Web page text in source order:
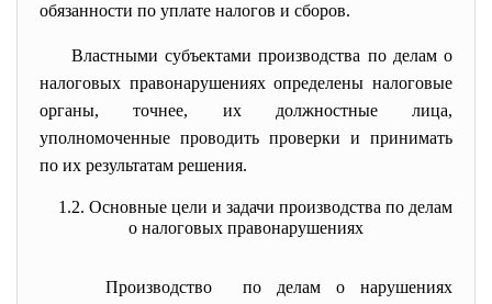
обязанности по уплате налогов и сборов.
Властными субъектами производства по делам о
налоговых правонарушениях определены налоговые
органы, точнее, их должностные лица,
уполномоченные проводить проверки и принимать
по их результатам решения.
1.2. Основные цели и задачи производства по делам
о налоговых правонарушениях
Производство по делам о нарушениях